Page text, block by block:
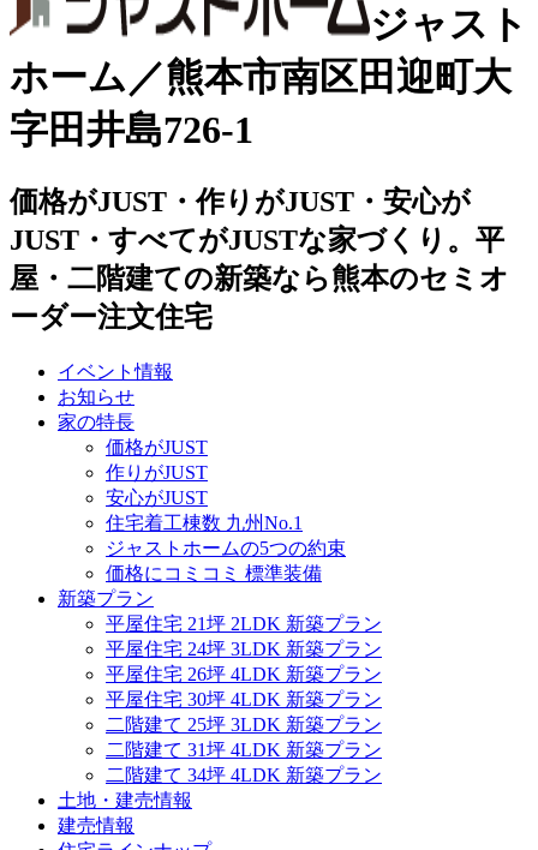
ジャスト
ホーム／熊本市南区田迎町大
字田井島726-1
価格がJUST・作りがJUST・安心が
JUST・すべてがJUSTな家づくり。平
屋・二階建ての新築なら熊本のセミオ
ーダー注文住宅
イベント情報
お知らせ
家の特長
価格がJUST
作りがJUST
安心がJUST
住宅着工棟数 九州No.1
ジャストホームの5つの約束
価格にコミコミ 標準装備
新築プラン
平屋住宅 21坪 2LDK 新築プラン
平屋住宅 24坪 3LDK 新築プラン
平屋住宅 26坪 4LDK 新築プラン
平屋住宅 30坪 4LDK 新築プラン
二階建て 25坪 3LDK 新築プラン
二階建て 31坪 4LDK 新築プラン
二階建て 34坪 4LDK 新築プラン
土地・建売情報
建売情報